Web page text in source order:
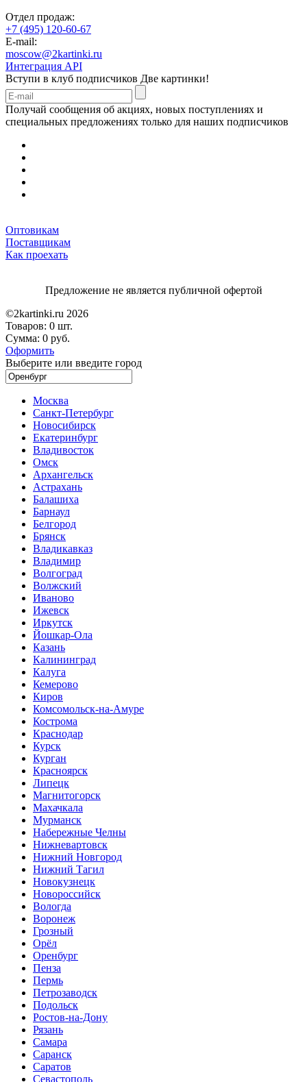
Отдел продаж:
+7 (495) 120-60-67
E-mail:
moscow@2kartinki.ru
Интеграция API
Вступи в клуб подписчиков Две картинки!
Получай сообщения об акциях, новых поступлениях и
специальных предложениях только для наших подписчиков
Оптовикам
Поставщикам
Как проехать
Предложение не является публичной офертой
©2kartinki.ru 2026
Товаров: 0 шт.
Сумма: 0 руб.
Оформить
Выберите или введите город
Москва
Санкт-Петербург
Новосибирск
Екатеринбург
Владивосток
Омск
Архангельск
Астрахань
Балашиха
Барнаул
Белгород
Брянск
Владикавказ
Владимир
Волгоград
Волжский
Иваново
Ижевск
Иркутск
Йошкар-Ола
Казань
Калининград
Калуга
Кемерово
Киров
Комсомольск-на-Амуре
Кострома
Краснодар
Курск
Курган
Красноярск
Липецк
Магнитогорск
Махачкала
Мурманск
Набережные Челны
Нижневартовск
Нижний Новгород
Нижний Тагил
Новокузнецк
Новороссийск
Вологда
Воронеж
Грозный
Орёл
Оренбург
Пенза
Пермь
Петрозаводск
Подольск
Ростов-на-Дону
Рязань
Самара
Саранск
Саратов
Севастополь